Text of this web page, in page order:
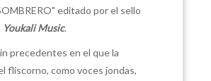
editado por el sello
Youkali Music.
precedentes en el que la
fliscorno, como voces jondas,